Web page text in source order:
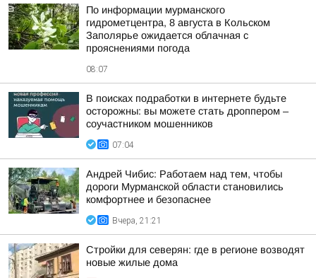
По информации мурманского
гидрометцентра, 8 августа в Кольском
Заполярье ожидается облачная с
прояснениями погода
08:07
В поисках подработки в интернете будьте
осторожны: вы можете стать дроппером –
соучастником мошенников
07:04
Андрей Чибис: Работаем над тем, чтобы
дороги Мурманской области становились
комфортнее и безопаснее
Вчера, 21:21
Стройки для северян: где в регионе возводят
новые жилые дома